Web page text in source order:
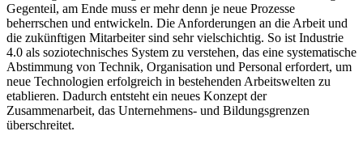
Gegenteil, am Ende muss er mehr denn je neue Prozesse
beherrschen und entwickeln. Die Anforderungen an die Arbeit und
die zukünftigen Mitarbeiter sind sehr vielschichtig. So ist Industrie
4.0 als soziotechnisches System zu verstehen, das eine systematische
Abstimmung von Technik, Organisation und Personal erfordert, um
neue Technologien erfolgreich in bestehenden Arbeitswelten zu
etablieren. Dadurch entsteht ein neues Konzept der
Zusammenarbeit, das Unternehmens- und Bildungsgrenzen
überschreitet.